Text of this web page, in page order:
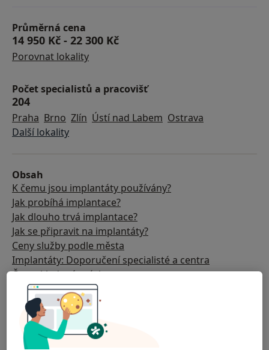
Průměrná cena
14 950 Kč - 22 300 Kč
Porovnat lokality
Počet specialistů a pracovišť
204
Praha Brno Zlín Ústí nad Labem Ostrava
Další lokality
Obsah
K čemu jsou implantáty používány?
Jak probíhá implantace?
Jak dlouho trvá implantace?
Jak se připravit na implantáty?
Ceny služby podle města
Implantáty: Doporučení specialisté a centra
Často kladené otázky